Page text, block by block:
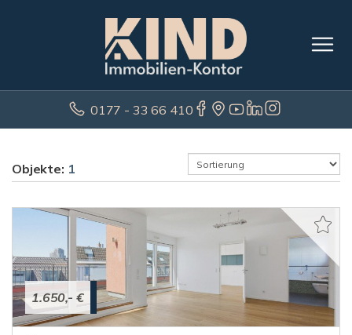
0177 - 33 66 410
Objekte: 1
1.650,- €